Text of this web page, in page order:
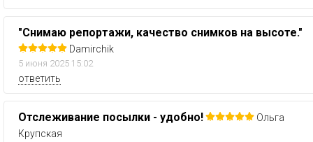
"Снимаю репортажи, качество снимков на высоте."
Damirchik
5 июня 2025 15:02
ответить
Отслеживание посылки - удобно!
Ольга
Крупская